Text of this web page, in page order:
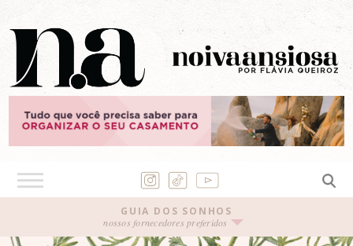
GUIA DOS SONHOS
nossos fornecedores preferidos